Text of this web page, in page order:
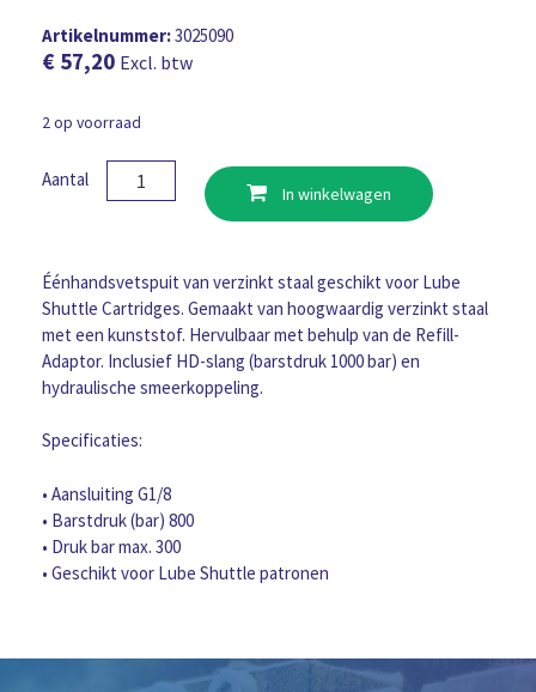
Artikelnummer:3025090
€ 57,20 Excl. btw
2 op voorraad
Aantal
Lube
Shuttle
Éénhandsvetspuit
HD
slang
en
smeerkop
aantal
In winkelwagen
Éénhandsvetspuit van verzinkt staal geschikt voor Lube
Shuttle Cartridges. Gemaakt van hoogwaardig verzinkt staal
met een kunststof. Hervulbaar met behulp van de Refill-
Adaptor. Inclusief HD-slang (barstdruk 1000 bar) en
hydraulische smeerkoppeling.
Specificaties:
• Aansluiting G1/8
• Barstdruk (bar) 800
• Druk bar max. 300
• Geschikt voor Lube Shuttle patronen